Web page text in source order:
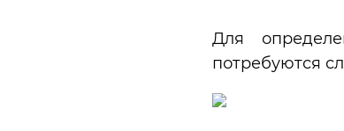
Для
потребуются